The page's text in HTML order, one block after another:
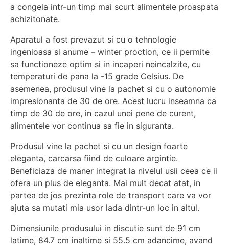
a congela intr-un timp mai scurt alimentele proaspata
achizitonate.
Aparatul a fost prevazut si cu o tehnologie
ingenioasa si anume – winter proction, ce ii permite
sa functioneze optim si in incaperi neincalzite, cu
temperaturi de pana la -15 grade Celsius. De
asemenea, produsul vine la pachet si cu o autonomie
impresionanta de 30 de ore. Acest lucru inseamna ca
timp de 30 de ore, in cazul unei pene de curent,
alimentele vor continua sa fie in siguranta.
Produsul vine la pachet si cu un design foarte
eleganta, carcarsa fiind de culoare argintie.
Beneficiaza de maner integrat la nivelul usii ceea ce ii
ofera un plus de eleganta. Mai mult decat atat, in
partea de jos prezinta role de transport care va vor
ajuta sa mutati mia usor lada dintr-un loc in altul.
Dimensiunile produsului in discutie sunt de 91 cm
latime, 84.7 cm inaltime si 55.5 cm adancime, avand